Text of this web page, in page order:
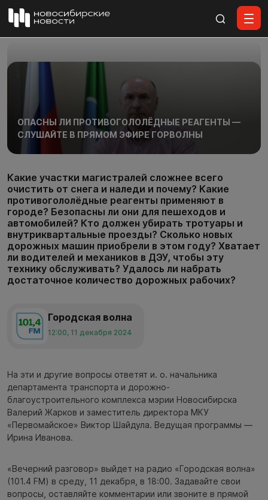
ОПАСНЫ ЛИ ПРОТИВОГОЛОЛЁДНЫЕ РЕАГЕНТЫ —
СЛУШАЙТЕ В ПРЯМОМ ЭФИРЕ ГОРВОЛНЫ
Какие участки магистралей сложнее всего
очистить от снега и наледи и почему? Какие
противогололёдные реагенты применяют в
городе? Безопасны ли они для пешеходов и
автомобилей? Кто должен убирать тротуары и
внутриквартальные проезды? Сколько новых
дорожных машин приобрели в этом году? Хватает
ли водителей и механиков в ДЭУ, чтобы эту
технику обслуживать? Удалось ли набрать
достаточное количество дорожных рабочих?
Городская волна
12:00, 11 декабря 2024
На эти и другие вопросы ответят и. о. начальника
департамента транспорта и дорожно-
благоустроительного комплекса мэрии Новосибирска
Валерий Жарков и заместитель директора МКУ
«Первомайское» Виктор Шайдула. Ведущая программы —
Ирина Иванова.
«Вечерний разговор» выйдет на радио «Городская волна»
(101.4 FM) в среду, 11 декабря, в 18:00. Задавайте свои
вопросы, оставляйте комментарии или звоните в прямой